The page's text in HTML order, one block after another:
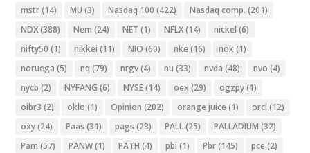
mstr(14) MU (3) Nasdaq 100 (422) Nasdaq comp. (201)
NDX(388) Nem (24) NET (1) NFLX(14) nickel (6)
nifty50 (1) nikkei (11) NIO (60) nke (16) nok(1)
noruega (5) nq (79) nrgv(4) nu (33) nvda (48) nvo (4)
nycb (2) NYFANG (6) NYSE(14) oex (29) ogzpy(1)
oibr3 (2) oklo (1) Opinion (202) orange juice (1) orcl (12)
oxy(24) Paas (31) pags (23) PALL(25) PALLADIUM (32)
Pam (57) PANW(1) PATH (4) pbi (1) Pbr(145) pce (2)